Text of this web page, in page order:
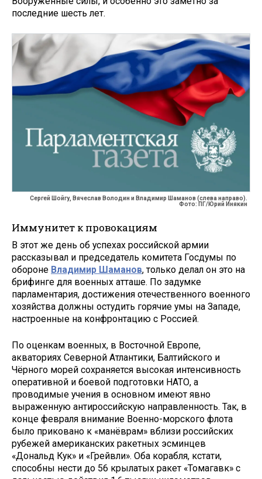
последние шесть лет.
Сергей Шойгу, Вячеслав Володин и Владимир Шаманов (слева направо).
Фото: ПГ/Юрий Инякин
Иммунитет к провокациям
В этот же день об успехах российской армии
рассказывал и председатель комитета Госдумы по
обороне Владимир Шаманов, только делал он это на
брифинге для военных атташе. По задумке
парламентария, достижения отечественного военного
хозяйства должны остудить горячие умы на Западе,
настроенные на конфронтацию с Россией.
По оценкам военных, в Восточной Европе,
акваториях Северной Атлантики, Балтийского и
Чёрного морей сохраняется высокая интенсивность
оперативной и боевой подготовки НАТО, а
проводимые учения в основном имеют явно
выраженную антироссийскую направленность. Так, в
конце февраля внимание Военно-морского флота
было приковано к «манёврам» вблизи российских
рубежей американских ракетных эсминцев
«Дональд Кук» и «Грейвли». Оба корабля, кстати,
способны нести до 56 крылатых ракет «Томагавк» с